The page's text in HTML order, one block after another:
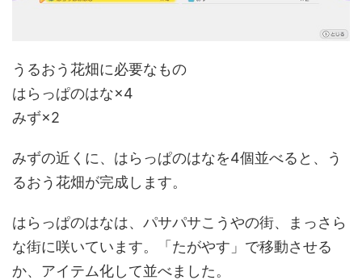
うるおう花畑に必要なもの
はらっぱのはな×4
みず×2
みずの近くに、はらっぱのはなを4個並べると、う
るおう花畑が完成します。
はらっぱのはなは、パサパサこうやの街、まっさら
な街に咲いています。「たがやす」で移動させる
か、アイテム化して並べました。